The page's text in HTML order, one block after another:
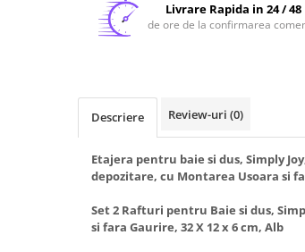
Livrare Rapida in 24 / 48
de ore de la confirmarea
Descriere Review-uri (0)
Etajera pentru baie si dus, Simply
depozitare, cu Montarea Usoara si
Set 2 Rafturi pentru Baie si dus,
si fara Gaurire, 32 X 12 x 6 cm, Alb